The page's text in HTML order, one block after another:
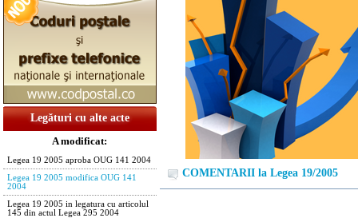
Legături cu alte acte
A modificat:
Legea 19 2005 aproba OUG 141 2004
Legea 19 2005 modifica OUG 141
2004
Legea 19 2005 in legatura cu articolul
145 din actul Legea 295 2004
COMENTARII la Legea 19/2005